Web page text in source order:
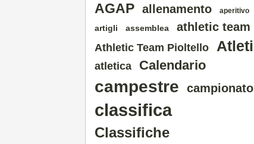
AGAP allenamento aperitivo
artigli assemblea athletic team
Athletic Team Pioltello Atleti
atletica Calendario
campestre campionato
classifica
Classifiche